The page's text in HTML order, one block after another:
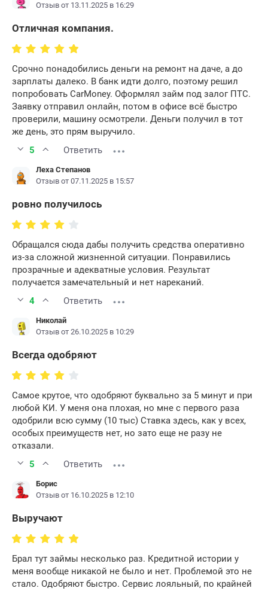
Отзыв от 13.11.2025 в 16:29
Отличная компания.
Срочно понадобились деньги на ремонт на даче, а до
зарплаты далеко. В банк идти долго, поэтому решил
попробовать CarMoney. Оформлял займ под залог ПТС.
Заявку отправил онлайн, потом в офисе всё быстро
проверили, машину осмотрели. Деньги получил в тот
же день, это прям выручило.
5
Ответить
Леха Степанов
Отзыв от 07.11.2025 в 15:57
ровно получилось
Обращался сюда дабы получить средства оперативно
из-за сложной жизненной ситуации. Понравились
прозрачные и адекватные условия. Результат
получается замечательный и нет нареканий.
4
Ответить
Николай
Отзыв от 26.10.2025 в 10:29
Всегда одобряют
Самое крутое, что одобряют буквально за 5 минут и при
любой КИ. У меня она плохая, но мне с первого раза
одобрили всю сумму (10 тыс) Ставка здесь, как у всех,
особых преимуществ нет, но зато еще не разу не
отказали.
5
Ответить
Борис
Отзыв от 16.10.2025 в 12:10
Выручают
Брал тут займы несколько раз. Кредитной истории у
меня вообще никакой не было и нет. Проблемой это не
стало. Одобряют быстро. Сервис лояльный, по крайней